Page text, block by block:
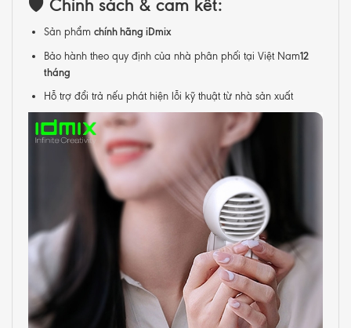
🛡️ Chính sách & cam kết:
Sản phẩm chính hãng iDmix
Bảo hành theo quy định của nhà phân phối tại Việt Nam12
tháng
Hỗ trợ đổi trả nếu phát hiện lỗi kỹ thuật từ nhà sản xuất